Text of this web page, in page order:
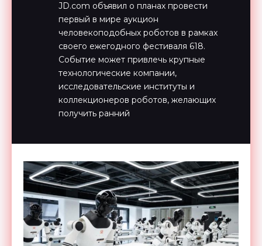
JD.com объявил о планах провести
первый в мире аукцион
человекоподобных роботов в рамках
своего ежегодного фестиваля 618.
Cобытие может привлечь крупные
технологические компании,
исследовательские институты и
коллекционеров роботов, желающих
получить ранний